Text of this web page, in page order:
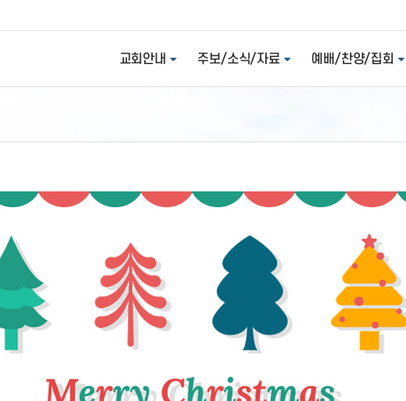
교회안내 주보/소식/자료 예배/찬양/집회